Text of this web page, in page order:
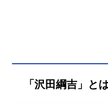
「沢田綱吉」と